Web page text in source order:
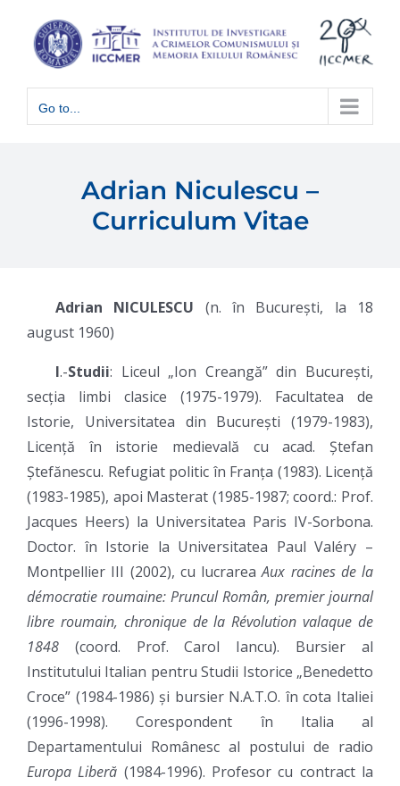
content
Go to...
Adrian Niculescu –
Curriculum Vitae
Adrian NICULESCU (n. în București, la 18
august 1960)
I.-Studii: Liceul „Ion Creangă” din București,
secția limbi clasice (1975-1979). Facultatea de
Istorie, Universitatea din București (1979-1983),
Licență în istorie medievală cu acad. Ștefan
Ștefănescu. Refugiat politic în Franța (1983). Licență
(1983-1985), apoi Masterat (1985-1987; coord.: Prof.
Jacques Heers) la Universitatea Paris IV-Sorbona.
Doctor. în Istorie la Universitatea Paul Valéry –
Montpellier III (2002), cu lucrareaAux racines de la
démocratie roumaine: Pruncul Român, premier journal
libre roumain, chronique de la Révolution valaque de
1848 (coord. Prof. Carol Iancu). Bursier al
Institutului Italian pentru Studii Istorice „Benedetto
Croce” (1984-1986) și bursier N.A.T.O. în cota Italiei
(1996-1998). Corespondent în Italia al
Departamentului Românesc al postului de radio
Europa Liberă (1984-1996). Profesor cu contract la